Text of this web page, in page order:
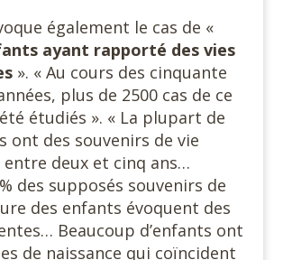
également le cas de «
ayant rapporté des vies
». « Au cours des cinquante
plus de 2500 cas de ce
étudiés ». « La plupart de
ont des souvenirs de vie
deux et cinq ans…
des supposés souvenirs de
des enfants évoquent des
Beaucoup d’enfants ont
de naissance qui coïncident